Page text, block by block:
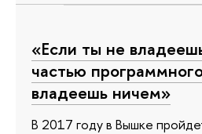
«Если ты не
частью
владеешь ничем»
В 2017 году в Вышке